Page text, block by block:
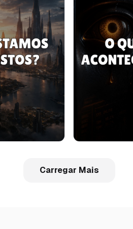
Carregar Mais